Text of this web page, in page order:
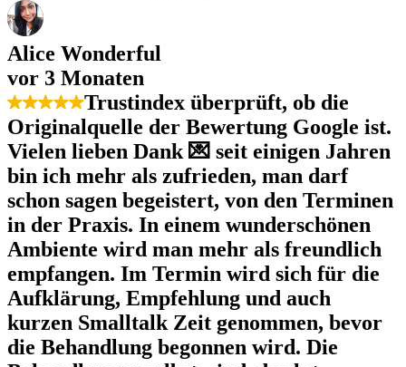
Alice Wonderful
vor 3 Monaten
Trustindex überprüft, ob die
Originalquelle der Bewertung Google ist.
Vielen lieben Dank 💌 seit einigen Jahren
bin ich mehr als zufrieden, man darf
schon sagen begeistert, von den Terminen
in der Praxis. In einem wunderschönen
Ambiente wird man mehr als freundlich
empfangen. Im Termin wird sich für die
Aufklärung, Empfehlung und auch
kurzen Smalltalk Zeit genommen, bevor
die Behandlung begonnen wird. Die